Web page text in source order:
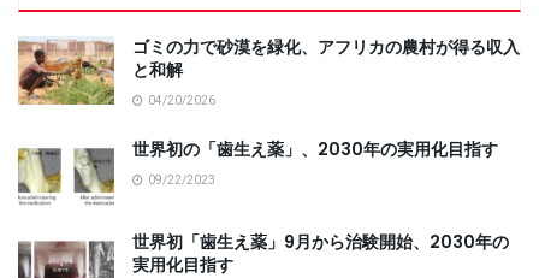
ゴミの力で砂漠を緑化、アフリカの農村が得る収入
と和解
04/20/2026
世界初の「歯生え薬」、2030年の実用化目指す
09/22/2023
世界初「歯生え薬」9月から治験開始、2030年の
実用化目指す